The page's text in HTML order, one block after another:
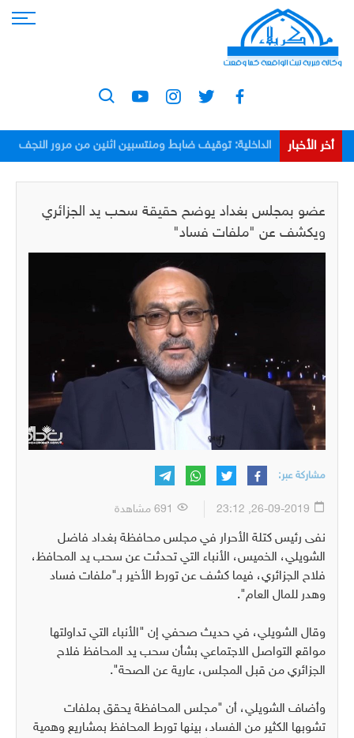
أخر الأخبار
الداخلية: توقيف ضابط ومنتسبين اثنين من مرور النجف
عضو بمجلس بغداد يوضح حقيقة سحب يد الجزائري
ويكشف عن "ملفات فساد"
مشاركة عبر:
نفى رئيس كتلة الأحرار في مجلس محافظة بغداد فاضل
الشويلي، الخميس، الأنباء التي تحدثت عن سحب يد المحافظ،
فلاح الجزائري، فيما كشف عن تورط الأخير بـ"ملفات فساد
وهدر للمال العام".
وقال الشويلي، في حديث صحفي إن "الأنباء التي تداولتها
مواقع التواصل الاجتماعي بشأن سحب يد المحافظ فلاح
الجزائري من قبل المجلس، عارية عن الصحة".
وأضاف الشويلي، أن "مجلس المحافظة يحقق بملفات
تشوبها الكثير من الفساد، بينها تورط المحافظ بمشاريع وهمية